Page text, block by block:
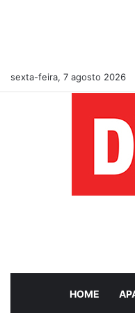
sexta-feira, 7 agosto 2026
HOME